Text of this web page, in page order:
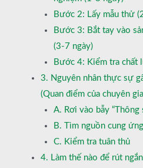
Bước 2: Lấy mẫu thử
Bước 3: Bắt tay vào
(3-7 ngày)
Bước 4: Kiểm tra chất
3. Nguyên nhân thực sự
(Quan điểm của chuyên
A. Rơi vào bẫy
B. Tìm nguồn cung
C. Kiểm tra tuân thủ
4. Làm thế nào để rút